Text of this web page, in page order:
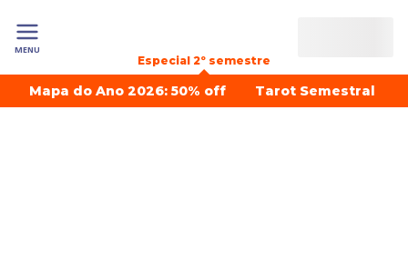
MENU
Especial 2º semestre
Mapa do Ano 2026: 50% off Tarot Semestral